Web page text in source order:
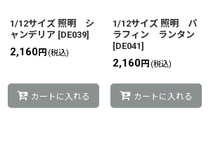
1/12サイズ 照明 シ
ャンデリア [DE039]
2,160円 (税込)
カートに入れる
1/12サイズ 照明 パ
ラフィン ランタン
[DE041]
2,160円 (税込)
カートに入れる